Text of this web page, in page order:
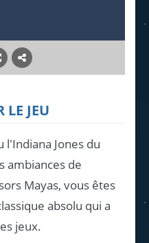
JEU
l'Indiana Jones du
ambiances de
Mayas, vous êtes
absolu qui a
jeux.